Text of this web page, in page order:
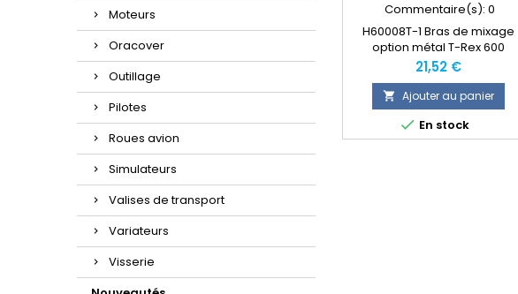
Moteurs
Oracover
Outillage
Pilotes
Roues avion
Simulateurs
Valises de transport
Variateurs
Visserie
Commentaire(s): 0
H60008T-1 Bras de mixage
option métal T-Rex 600
Prix
21,52 €
 Ajouter au panier
 En stock